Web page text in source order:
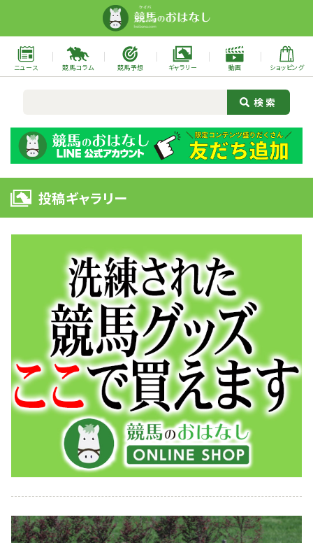
ニュース 競馬コラム 競馬予想 ギャラリー 動画 ショッピング
投稿ギャラリー